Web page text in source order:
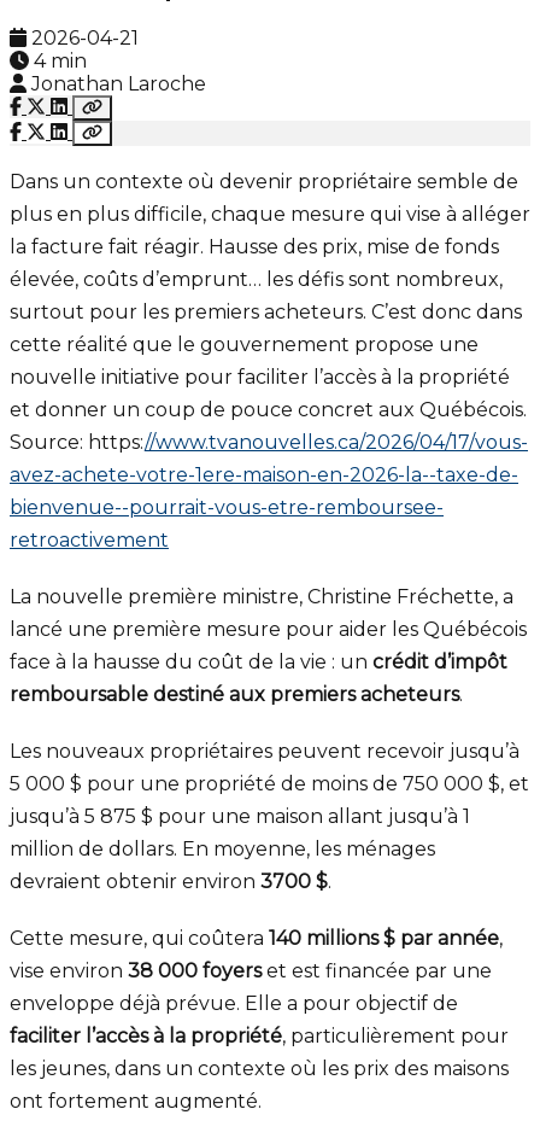
2026-04-21
4 min
Jonathan Laroche
Dans un contexte où devenir propriétaire semble de
plus en plus difficile, chaque mesure qui vise à alléger
la facture fait réagir. Hausse des prix, mise de fonds
élevée, coûts d’emprunt… les défis sont nombreux,
surtout pour les premiers acheteurs. C’est donc dans
cette réalité que le gouvernement propose une
nouvelle initiative pour faciliter l’accès à la propriété
et donner un coup de pouce concret aux Québécois.
Source: https://www.tvanouvelles.ca/2026/04/17/vous-
avez-achete-votre-1ere-maison-en-2026-la--taxe-de-
bienvenue--pourrait-vous-etre-remboursee-
retroactivement
La nouvelle première ministre, Christine Fréchette, a
lancé une première mesure pour aider les Québécois
face à la hausse du coût de la vie : un crédit d’impôt
remboursable destiné aux premiers acheteurs.
Les nouveaux propriétaires peuvent recevoir jusqu’à
5 000 $ pour une propriété de moins de 750 000 $, et
jusqu’à 5 875 $ pour une maison allant jusqu’à 1
million de dollars. En moyenne, les ménages
devraient obtenir environ 3700 $.
Cette mesure, qui coûtera 140 millions $ par année,
vise environ 38 000 foyerset est financée par une
enveloppe déjà prévue. Elle a pour objectif de
faciliter l’accès à la propriété, particulièrement pour
les jeunes, dans un contexte où les prix des maisons
ont fortement augmenté.